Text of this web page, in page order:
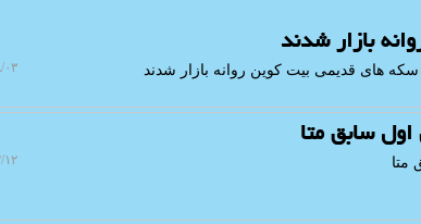
بازار شدند
های قدیمی بیت کوین روانه بازار شدند
اول سابق متا
متا